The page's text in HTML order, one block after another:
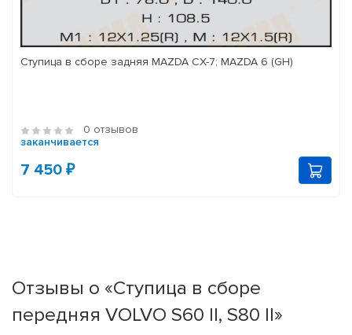
Ступица в сборе задняя MAZDA CX-7; MAZDA 6 (GH)
0 отзывов
заканчивается
7 450 ₽
Отзывы о «Ступица в сборе
передняя VOLVO S60 II, S80 II»